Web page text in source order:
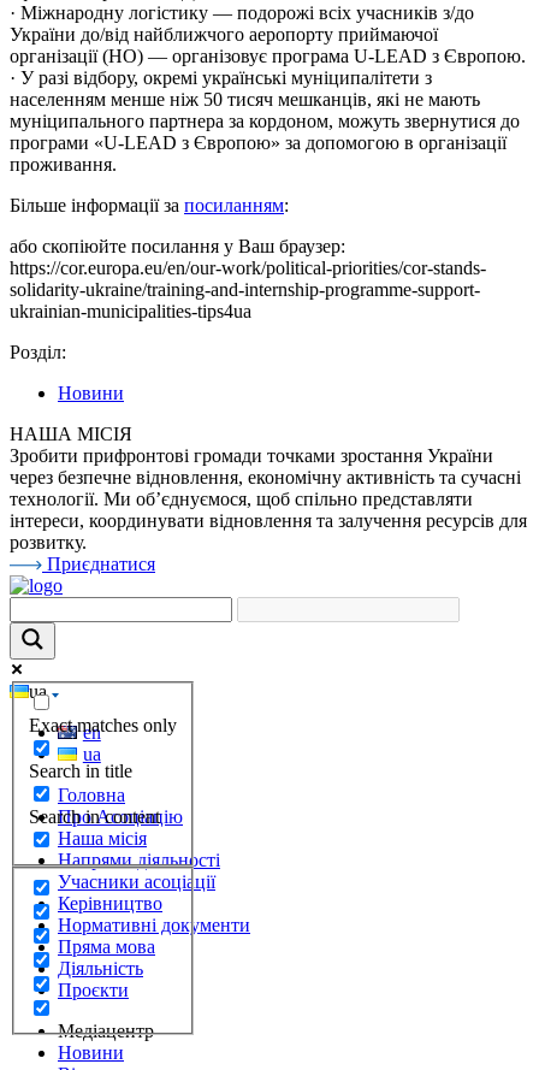
· Міжнародну логістику — подорожі всіх учасників з/до
України до/від найближчого аеропорту приймаючої
організації (HO) — організовує програма U-LEAD з Європою.
· У разі відбору, окремі українські муніципалітети з
населенням менше ніж 50 тисяч мешканців, які не мають
муніципального партнера за кордоном, можуть звернутися до
програми «U-LEAD з Європою» за допомогою в організації
проживання.
Більше інформації за посиланням:
або скопіюйте посилання у Ваш браузер:
https://cor.europa.eu/en/our-work/political-priorities/cor-stands-
solidarity-ukraine/training-and-internship-programme-support-
ukrainian-municipalities-tips4ua
Розділ:
Новини
НАША МІСІЯ
Зробити прифронтові громади точками зростання України
через безпечне відновлення, економічну активність та сучасні
технології. Ми об’єднуємося, щоб спільно представляти
інтереси, координувати відновлення та залучення ресурсів для
розвитку.
Приєднатися
Exact matches only
Search in title
Search in content
ua
en
ua
Головна
Про Асоціацію
Наша місія
Напрями діяльності
Учасники асоціації
Керівництво
Нормативні документи
Пряма мова
Діяльність
Проєкти
Медіацентр
Новини